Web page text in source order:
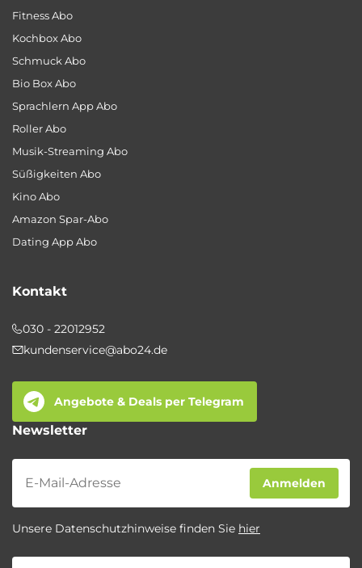
Fitness Abo
Kochbox Abo
Schmuck Abo
Bio Box Abo
Sprachlern App Abo
Roller Abo
Musik-Streaming Abo
Süßigkeiten Abo
Kino Abo
Amazon Spar-Abo
Dating App Abo
Kontakt
030 - 22012952
kundenservice@abo24.de
Angebote & Deals per Telegram
Newsletter
Newsletter
Anmelden
Unsere Datenschutzhinweise finden Sie hier